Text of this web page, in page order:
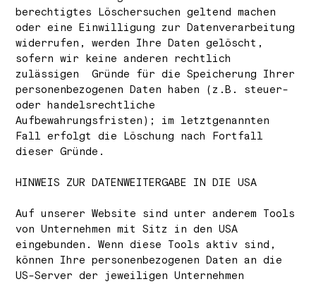
berechtigtes Löschersuchen geltend machen
oder eine Einwilligung zur Datenverarbeitung
widerrufen, werden Ihre Daten gelöscht,
sofern wir keine anderen rechtlich
zulässigen Gründe für die Speicherung Ihrer
personenbezogenen Daten haben (z.B. steuer-
oder handelsrechtliche
Aufbewahrungsfristen); im letztgenannten
Fall erfolgt die Löschung nach Fortfall
dieser Gründe.
HINWEIS ZUR DATENWEITERGABE IN DIE USA
Auf unserer Website sind unter anderem Tools
von Unternehmen mit Sitz in den USA
eingebunden. Wenn diese Tools aktiv sind,
können Ihre personenbezogenen Daten an die
US-Server der jeweiligen Unternehmen